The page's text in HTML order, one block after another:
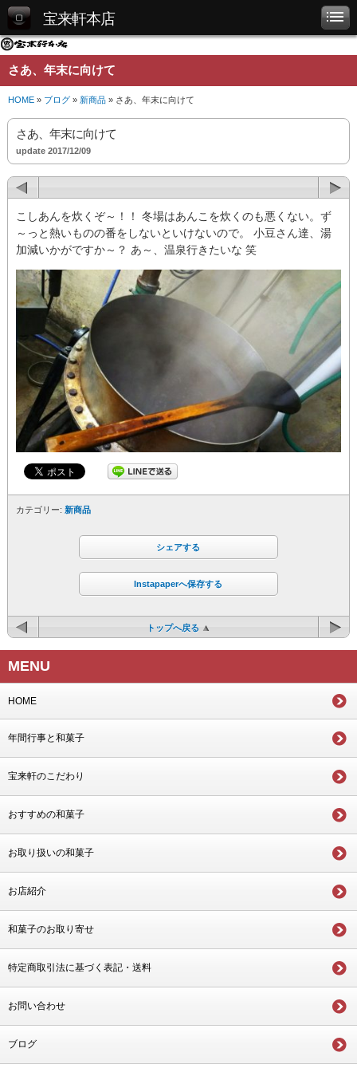
宝来軒本店
さあ、年末に向けて
HOME » ブログ » 新商品 » さあ、年末に向けて
さあ、年末に向けて
update 2017/12/09
こしあんを炊くぞ～！！ 冬場はあんこを炊くのも悪くない。ず
～っと熱いものの番をしないといけないので。 小豆さん達、湯
加減いかがですか～？ あ～、温泉行きたいな 笑
カテゴリー: 新商品
シェアする
Instapaperへ保存する
トップへ戻る
MENU
HOME
年間行事と和菓子
宝来軒のこだわり
おすすめの和菓子
お取り扱いの和菓子
お店紹介
和菓子のお取り寄せ
特定商取引法に基づく表記・送料
お問い合わせ
ブログ